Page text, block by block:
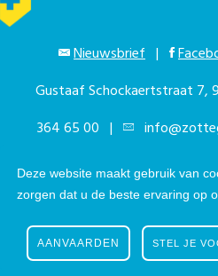
Deze website maakt gebruik van
zorgen dat u de beste ervaring op
STEL JE
AANVAARDEN
Nieuwsbrief |
Gustaaf Schockaertstraat
364 65 00 |
444
Telefonisch bereikbaar elke
Stad Zottegem | Powered